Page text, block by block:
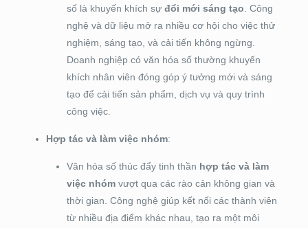
số là khuyến khích sự đổi mới sáng tạo . Công
nghệ và dữ liệu mở ra nhiều cơ hội cho việc thử
nghiệm, sáng tạo, và cải tiến không ngừng.
Doanh nghiệp có văn hóa số thường khuyến
khích nhân viên đóng góp ý tưởng mới và sáng
tạo để cải tiến sản phẩm, dịch vụ và quy trình
công việc.
Hợp tác và làm việc nhóm:
Văn hóa số thúc đẩy tinh thần hợp tác và làm
việc nhómvượt qua các rào cản không gian và
thời gian. Công nghệ giúp kết nối các thành viên
từ nhiều địa điểm khác nhau, tạo ra một môi